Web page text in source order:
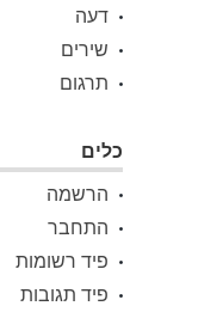
דעה
שירים
תרגום
כלים
הרשמה
התחבר
פיד רשומות
פיד תגובות